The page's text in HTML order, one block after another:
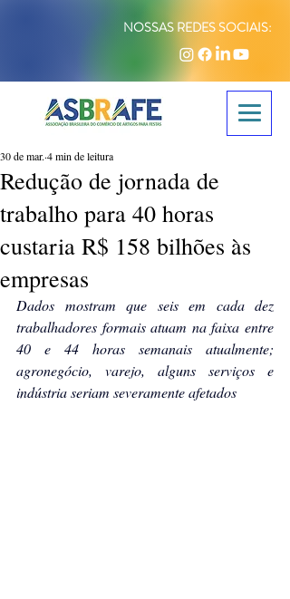
NOSSAS REDES SOCIAIS:
Redução de jornada de
trabalho para 40 horas
custaria R$ 158 bilhões às
empresas
30 de mar. 4 min de leitura
Dados mostram que seis em cada dez
trabalhadores formais atuam na faixa entre
40 e 44 horas semanais atualmente;
agronegócio, varejo, alguns serviços e
indústria seriam severamente afetados